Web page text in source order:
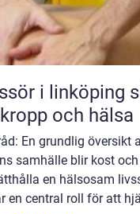
så hittar du rätt behandling
och hälsa
En grundlig översikt
samhälle blir kost
en hälsosam
en central roll för att